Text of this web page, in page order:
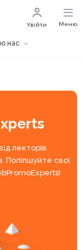
нас
Увійти Меню
лекторів
Поліпшуйте свої